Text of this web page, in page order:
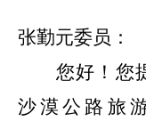
张勤元委员：
您好！您
沙漠公路旅